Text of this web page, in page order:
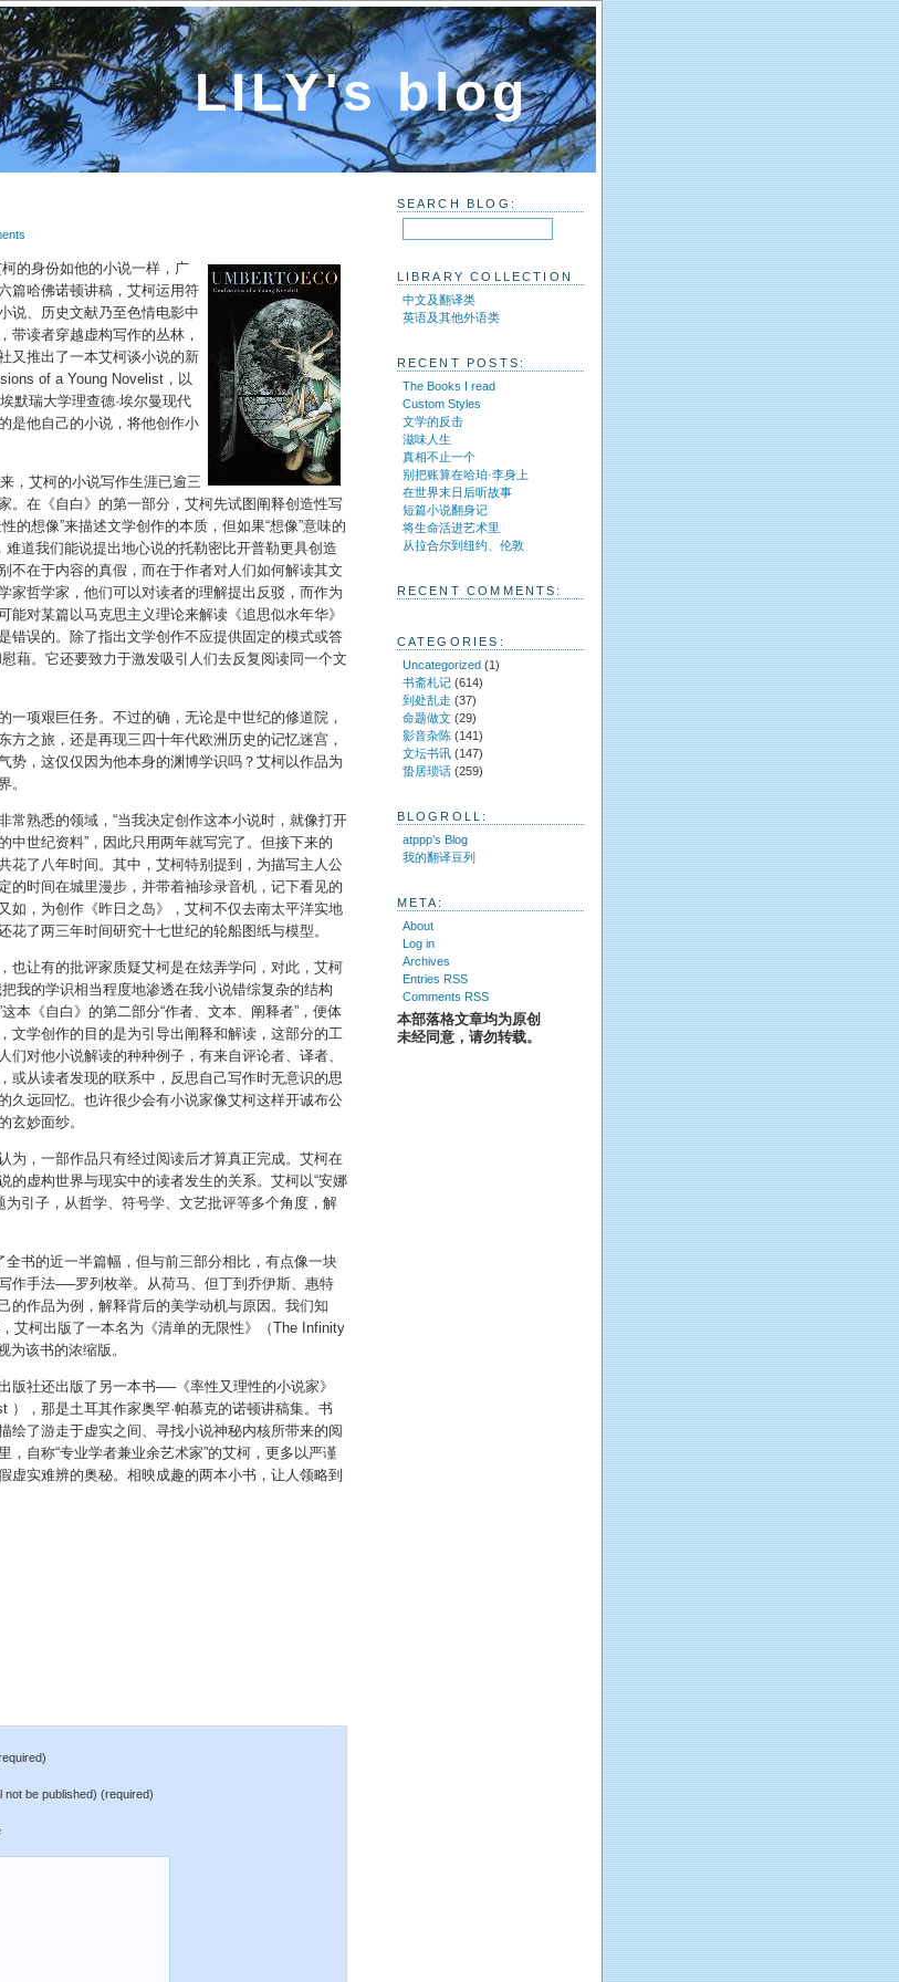
LILY's blog
的身份如他的小说一样，广
篇哈佛诺顿讲稿，艾柯运用符
说、历史文献乃至色情电影中
带读者穿越虚构写作的丛林，
又推出了一本艾柯谈小说的新
of a Young Novelist，以
默瑞大学理查德·埃尔曼现代
是他自己的小说，将他创作小
，艾柯的小说写作生涯已逾三
。在《自白》的第一部分，艾柯先试图阐释创造性写
的想像”来描述文学创作的本质，但如果“想像”意味的
难道我们能说提出地心说的托勒密比开普勒更具创造
不在于内容的真假，而在于作者对人们如何解读其文
家哲学家，他们可以对读者的理解提出反驳，而作为
对某篇以马克思主义理论来解读《追思似水年华》
错误的。除了指出文学创作不应提供固定的模式或答
藉。它还要致力于激发吸引人们去反复阅读同一个文
一项艰巨任务。不过的确，无论是中世纪的修道院，
方之旅，还是再现三四十年代欧洲历史的记忆迷宫，
势，这仅仅因为他本身的渊博学识吗？艾柯以作品为
。
常熟悉的领域，“当我决定创作这本小说时，就像打开
中世纪资料”，因此只用两年就写完了。但接下来的
花了八年时间。其中，艾柯特别提到，为描写主人公
的时间在城里漫步，并带着袖珍录音机，记下看见的
如，为创作《昨日之岛》，艾柯不仅去南太平洋实地
了两三年时间研究十七世纪的轮船图纸与模型。
也让有的批评家质疑艾柯是在炫弄学问，对此，艾柯
我的学识相当程度地渗透在我小说错综复杂的结构
本《自白》的第二部分“作者、文本、阐释者”，便体
文学创作的目的是为引导出阐释和解读，这部分的工
对他小说解读的种种例子，有来自评论者、译者、
或从读者发现的联系中，反思自己写作时无意识的思
久远回忆。也许很少会有小说家像艾柯这样开诚布公
玄妙面纱。
为，一部作品只有经过阅读后才算真正完成。艾柯在
的虚构世界与现实中的读者发生的关系。艾柯以“安娜
为引子，从哲学、符号学、文艺批评等多个角度，解
全书的近一半篇幅，但与前三部分相比，有点像一块
作手法──罗列枚举。从荷马、但丁到乔伊斯、惠特
的作品为例，解释背后的美学动机与原因。我们知
艾柯出版了一本名为《清单的无限性》（The Infinity
为该书的浓缩版。
版社还出版了另一本书──《率性又理性的小说家》
），那是土耳其作家奥罕·帕慕克的诺顿讲稿集。书
绘了游走于虚实之间、寻找小说神秘内核所带来的阅
自称“专业学者兼业余艺术家”的艾柯，更多以严谨
虚实难辨的奥秘。相映成趣的两本小书，让人领略到
not be published) (required)
SEARCH BLOG:
LIBRARY COLLECTION
中文及翻译类
英语及其他外语类
RECENT POSTS:
The Books I read
Custom Styles
文学的反击
滋味人生
真相不止一个
别把账算在哈珀·李身上
在世界末日后听故事
短篇小说翻身记
将生命活进艺术里
从拉合尔到纽约、伦敦
RECENT COMMENTS:
CATEGORIES:
Uncategorized(1)
书斋札记(614)
到处乱走 (37)
命题做文(29)
影音杂陈(141)
文坛书讯(147)
蛰居琐话(259)
BLOGROLL:
atppp’s Blog
我的翻译豆列
META:
About
Log in
Archives
Entries RSS
Comments RSS
本部落格文章均为原创
未经同意，请勿转载。